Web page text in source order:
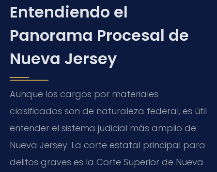
Entendiendo el
Panorama Procesal de
Nueva Jersey
Aunque los cargos por materiales
clasificados son de naturaleza federal, es útil
entender el sistema judicial más amplio de
Nueva Jersey. La corte estatal principal para
delitos graves es la Corte Superior de Nueva